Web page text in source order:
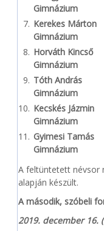
Gimnázium
Kerekes
Gimnázium
Horváth
Gimnázium
Tóth András
Gimnázium
Kecskés
Gimnázium
Gyimesi
Gimnázium
A feltüntetett névsor
alapján készült.
A második, szóbeli
2019. december 16.